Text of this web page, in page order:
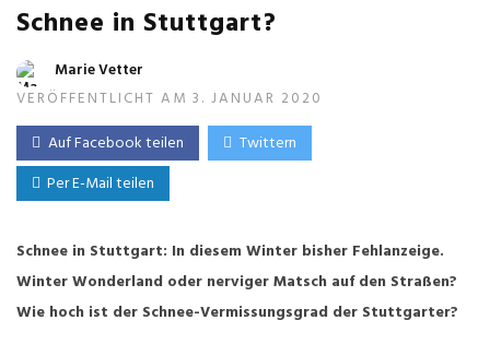
Schnee in Stuttgart?
Marie Vetter
VERÖFFENTLICHT AM 3. JANUAR 2020
Auf Facebook teilen
Twittern
Per E-Mail teilen
Schnee in Stuttgart: In diesem Winter bisher Fehlanzeige.
Winter Wonderland oder nerviger Matsch auf den Straßen?
Wie hoch ist der Schnee-Vermissungsgrad der Stuttgarter?